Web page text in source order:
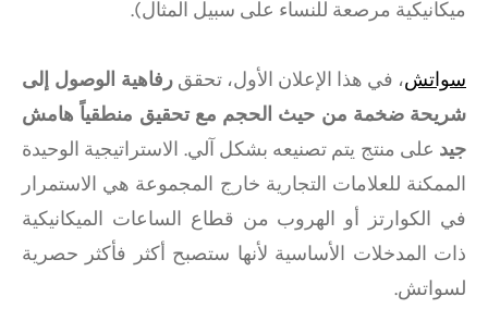
ميكانيكية مرصعة للنساء على سبيل المثال).
سواتش، في هذا الإعلان الأول، تحقق رفاهية الوصول إلى
شريحة ضخمة من حيث الحجم مع تحقيق منطقياً هامش
جيد على منتج يتم تصنيعه بشكل آلي. الاستراتيجية الوحيدة
الممكنة للعلامات التجارية خارج المجموعة هي الاستمرار
في الكوارتز أو الهروب من قطاع الساعات الميكانيكية
ذات المدخلات الأساسية لأنها ستصبح أكثر فأكثر حصرية
لسواتش.